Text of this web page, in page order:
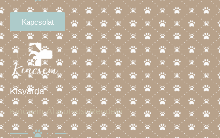
betegségek szakszerű kezelésére nyújt lehetőséget
állatkórházunk azoknak a kedvenceknek, akik
valamilyen mozgásszervi problémával küzdenek.
Kapcsolatfelvétel
Kapcsolat
Kisvárda
Kincsem Állatorvosi Rendelő